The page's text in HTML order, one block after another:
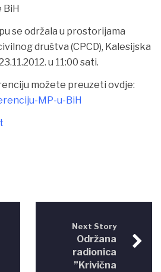
BiH
se održala u prostorijama
društva (CPCD), Kalesijska
u 11:00 sati.
možete preuzeti ovdje:
MP-u-BiH
Next Story
Održana
radionica
”Krivična